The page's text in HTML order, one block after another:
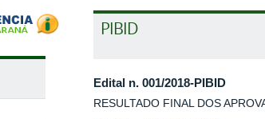
PIBID
Edital n. 001/2018-PIBID
RESULTADO FINAL DOS